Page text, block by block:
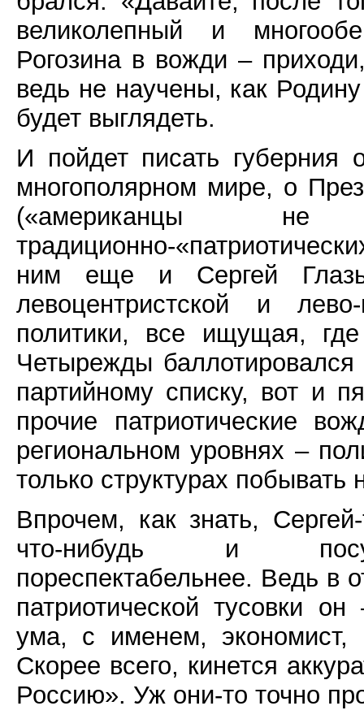
великолепный и
Рогозина в вожди –
ведь не научены, как
будет выглядеть.
И пойдет писать губерния
многополярном мире, о
(«американцы
традиционно-
ним еще и Сергей
левоцентристской и
политики, все ищущая,
Четырежды
партийному списку, вот и
прочие патриотические
региональном уровнях –
только структурах побывать
Впрочем, как знать,
что-нибудь и
пореспектабельнее. Ведь в
патриотической тусовки
ума, с именем, экономист,
Скорее всего, кинется
Россию». Уж они-то точно